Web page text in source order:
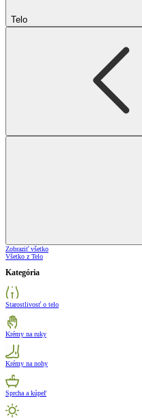
Telo
Zobraziť všetko
Všetko z Telo
Kategória
Starostlivosť o telo
Krémy na ruky
Krémy na nohy
Sprcha a kúpeľ